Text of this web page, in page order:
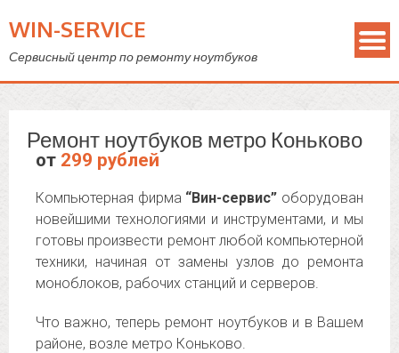
WIN-SERVICE
Сервисный центр по ремонту ноутбуков
Ремонт ноутбуков метро Коньково
от 299 рублей
Компьютерная фирма “Вин-сервис” оборудован
новейшими технологиями и инструментами, и мы
готовы произвести ремонт любой компьютерной
техники, начиная от замены узлов до ремонта
моноблоков, рабочих станций и серверов.
Что важно, теперь ремонт ноутбуков и в Вашем
районе, возле метро Коньково.